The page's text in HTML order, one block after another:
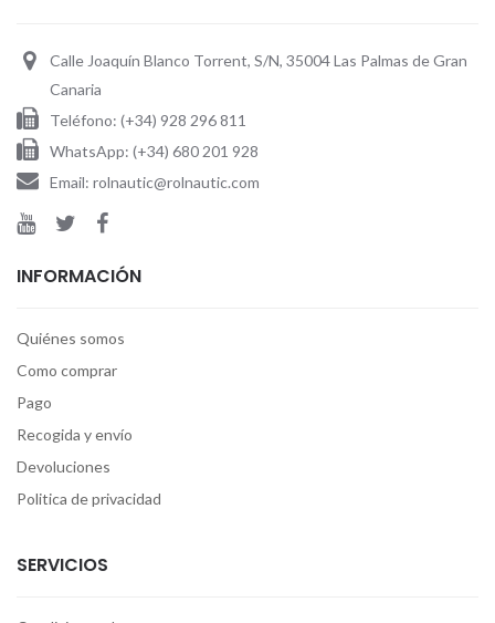
Calle Joaquín Blanco Torrent, S/N, 35004 Las Palmas de Gran
Canaria
Teléfono: (+34) 928 296 811
WhatsApp: (+34) 680 201 928
Email: rolnautic@rolnautic.com
INFORMACIÓN
Quiénes somos
Como comprar
Pago
Recogida y envío
Devoluciones
Politica de privacidad
SERVICIOS